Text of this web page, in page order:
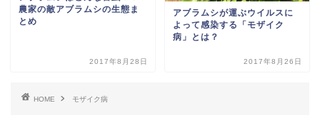
農家の敵アブラムシの生態ま
とめ
2017年8月28日
アブラムシが運ぶウイルスに
よって感染する「モザイク
病」とは？
2017年8月26日
HOME モザイク病